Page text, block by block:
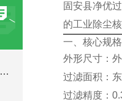
净优过滤 木工车间爆炸性粉尘的防爆滤筒简介
固安县净优
的工业除尘
一、核心规
外形尺寸：
过滤面积：
过滤精度：